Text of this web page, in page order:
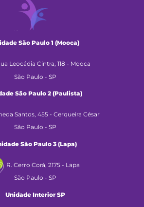
São Paulo 1 (Mooca)
Leocádia Cintra, 118 - Mooca
São Paulo - SP
São Paulo 2 (Paulista)
Santos, 455 - Cerqueira César
São Paulo - SP
São Paulo 3 (Lapa)
R. Cerro Corá, 2175 - Lapa
São Paulo - SP
Unidade Interior SP